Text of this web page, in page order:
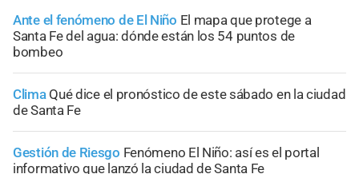
Ante el fenómeno de El Niño El mapa que protege a
Santa Fe del agua: dónde están los 54 puntos de
bombeo
Clima Qué dice el pronóstico de este sábado en la ciudad
de Santa Fe
Gestión de Riesgo Fenómeno El Niño: así es el portal
informativo que lanzó la ciudad de Santa Fe